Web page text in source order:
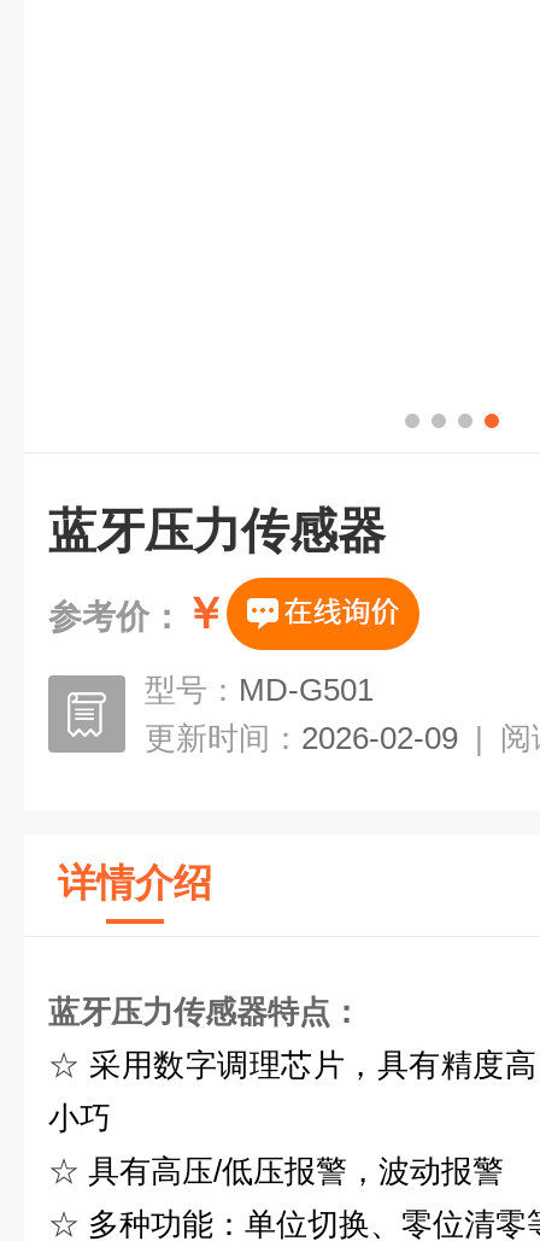
蓝牙压力传感器
参考价： ￥
型号： MD-G501
更新时间： 2026-02-09 | 阅
详情介绍
蓝牙压力传感器特点：
☆ 采用数字调理芯片，具有精度
小巧
☆ 具有高压/低压报警，波动报警
☆ 多种功能：单位切换、零位清零